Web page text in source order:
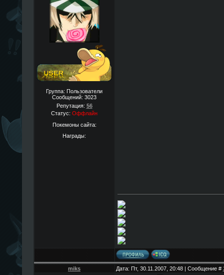
Группа: Пользователи
Сообщений: 3023
Репутация: 56
Статус: Оффлайн
Покемоны сайта:
Награды:
miks Дата: Пт, 30.11.2007, 20:48 | Сообщение #